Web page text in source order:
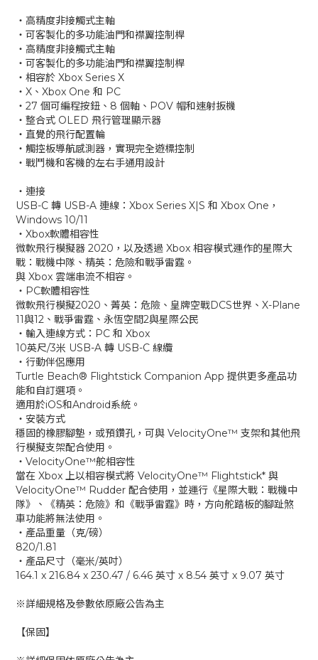
‧高精度非接觸式主軸
‧可客製化的多功能油門和襟翼控制桿
‧高精度非接觸式主軸
‧可客製化的多功能油門和襟翼控制桿
‧相容於 Xbox Series X
‧X、Xbox One 和 PC
‧27 個可編程按鈕、8 個軸、POV 帽和速射扳機
‧整合式 OLED 飛行管理顯示器
‧直覺的飛行配置輪
‧觸控板導航感測器，實現完全遊標控制
‧戰鬥機和客機的左右手通用設計
‧連接
USB-C 轉 USB-A 連線：Xbox Series X|S 和 Xbox One，
Windows 10/11
‧Xbox軟體相容性
微軟飛行模擬器 2020，以及透過 Xbox 相容模式運作的星際大
戰：戰機中隊、精英：危險和戰爭雷霆。
與 Xbox 雲端串流不相容。
‧PC軟體相容性
微軟飛行模擬2020、菁英：危險、皇牌空戰DCS世界、X-Plane
11與12、戰爭雷霆、永恆空間2與星際公民
‧輸入連線方式：PC 和 Xbox
10英尺/3米 USB-A 轉 USB-C 線纜
‧行動伴侶應用
Turtle Beach® Flightstick Companion App 提供更多產品功
能和自訂選項。
適用於iOS和Android系統。
‧安裝方式
穩固的橡膠腳墊，或預鑽孔，可與 VelocityOne™ 支架和其他飛
行模擬支架配合使用。
‧VelocityOne™舵相容性
當在 Xbox 上以相容模式將 VelocityOne™ Flightstick* 與
VelocityOne™ Rudder 配合使用，並運行《星際大戰：戰機中
隊》、《精英：危險》和《戰爭雷霆》時，方向舵踏板的腳趾煞
車功能將無法使用。
‧產品重量（克/磅）
820/1.81
‧產品尺寸（毫米/英吋）
164.1 x 216.84 x 230.47 / 6.46 英寸 x 8.54 英寸 x 9.07 英寸
※詳細規格及參數依原廠公告為主
【保固】